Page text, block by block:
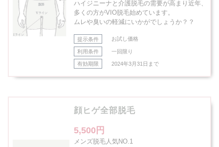
ハイジニーナと介護脱毛の需要が高まり近年、
多くの方がVIO脱毛始めています。
ムレや臭いの軽減にいかがでしょうか？？
提示条件 お試し価格
利用条件 一回限り
有効期限 2024年3月31日まで
顔ヒゲ全部脱毛
5,500円
メンズ脱毛人気NO.1